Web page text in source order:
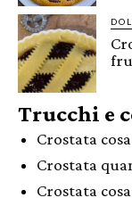
Trucchi e
Crostata cosa
Crostata
Crostata